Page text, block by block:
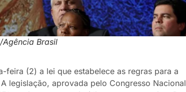
Brasil
feira (2) a lei que estabelece as regras para a
legislação, aprovada pelo Congresso Nacional